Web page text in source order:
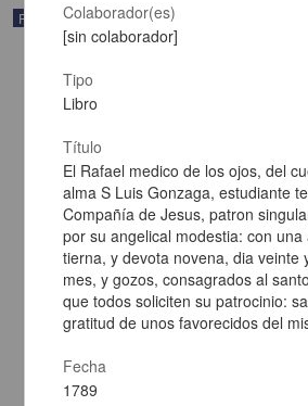
Publicación
Memoria sobre la utilidad é influjo de la minería
[sin autor] - Oficina de Don Juan Bautista de
Colaborador(es)
[sin colaborador]
Tipo
Libro
Título
El Rafael medico de los ojos, del
alma S Luis Gonzaga, estudiante
Compañía de Jesus, patron
por su angelical modestia: con una
tierna, y devota novena, dia veinte
mes, y gozos, consagrados al
que todos soliciten su patrocinio:
gratitud de unos favorecidos del
Fecha
1789